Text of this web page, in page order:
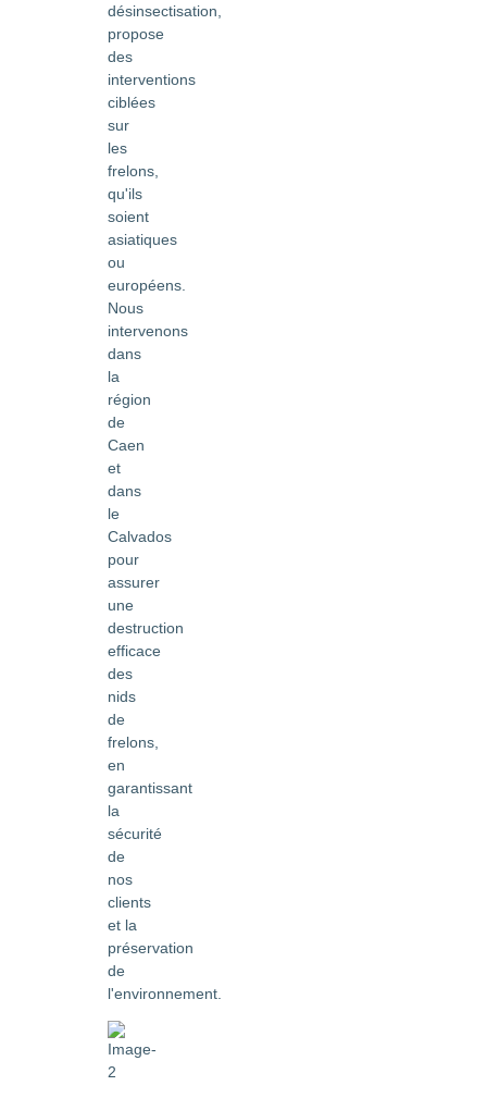
désinsectisation,
propose
des
interventions
ciblées
sur
les
frelons,
qu'ils
soient
asiatiques
ou
européens.
Nous
intervenons
dans
la
région
de
Caen
et
dans
le
Calvados
pour
assurer
une
destruction
efficace
des
nids
de
frelons,
en
garantissant
la
sécurité
de
nos
clients
et la
préservation
de
l'environnement.